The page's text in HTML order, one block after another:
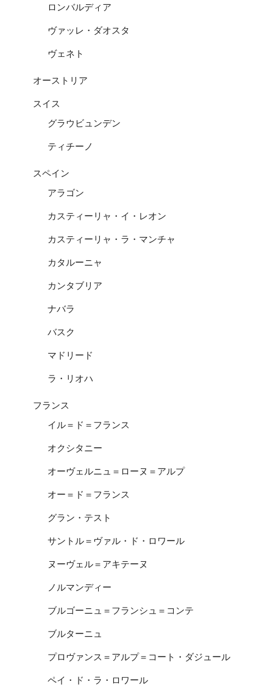
ロンバルディア
ヴァッレ・ダオスタ
ヴェネト
オーストリア
スイス
グラウビュンデン
ティチーノ
スペイン
アラゴン
カスティーリャ・イ・レオン
カスティーリャ・ラ・マンチャ
カタルーニャ
カンタブリア
ナバラ
バスク
マドリード
ラ・リオハ
フランス
イル＝ド＝フランス
オクシタニー
オーヴェルニュ＝ローヌ＝アルプ
オー＝ド＝フランス
グラン・テスト
サントル＝ヴァル・ド・ロワール
ヌーヴェル＝アキテーヌ
ノルマンディー
ブルゴーニュ＝フランシュ＝コンテ
ブルターニュ
プロヴァンス＝アルプ＝コート・ダジュール
ペイ・ド・ラ・ロワール